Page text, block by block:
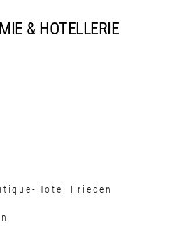
& HOTELLERIE
Hotel Frieden